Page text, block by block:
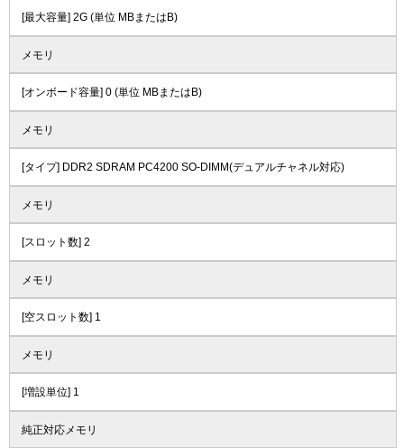
[最大容量] 2G (単位 MBまたはB)
メモリ
[オンボード容量] 0 (単位 MBまたはB)
メモリ
[タイプ] DDR2 SDRAM PC4200 SO-DIMM(デュアルチャネル対応)
メモリ
[スロット数] 2
メモリ
[空スロット数] 1
メモリ
[増設単位] 1
純正対応メモリ